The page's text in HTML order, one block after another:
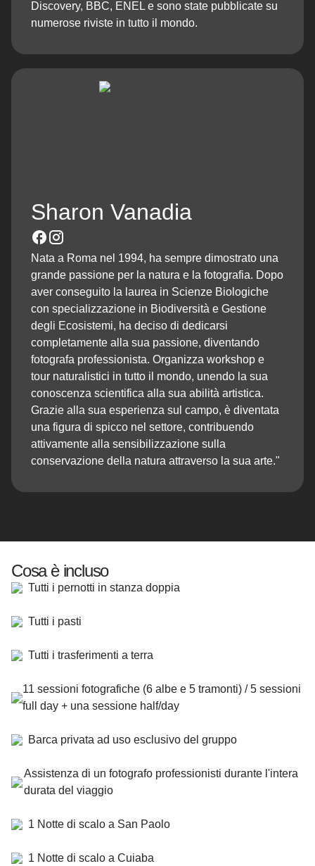
Discovery, BBC, ENEL e sono state pubblicate su
numerose riviste in tutto il mondo.
Sharon Vanadia
Nata a Roma nel 1994, ha sempre dimostrato una
grande passione per la natura e la fotografia. Dopo
aver conseguito la laurea in Scienze Biologiche
con specializzazione in Biodiversità e Gestione
degli Ecosistemi, ha deciso di dedicarsi
completamente alla sua passione, diventando
fotografa professionista. Organizza workshop e
tour naturalistici in tutto il mondo, unendo la sua
conoscenza scientifica alla sua abilità artistica.
Grazie alla sua esperienza sul campo, è diventata
una figura di spicco nel settore, contribuendo
attivamente alla sensibilizzazione sulla
conservazione della natura attraverso la sua arte."
Cosa è incluso
Tutti i pernotti in stanza doppia
Tutti i pasti
Tutti i trasferimenti a terra
11 sessioni fotografiche (6 albe e 5 tramonti) / 5 sessioni
full day + una sessione half/day
Barca privata ad uso esclusivo del gruppo
Assistenza di un fotografo professionisti durante l'intera
durata del viaggio
1 Notte di scalo a San Paolo
1 Notte di scalo a Cuiaba